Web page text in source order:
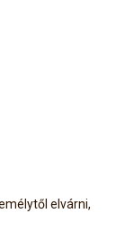
elvárni,